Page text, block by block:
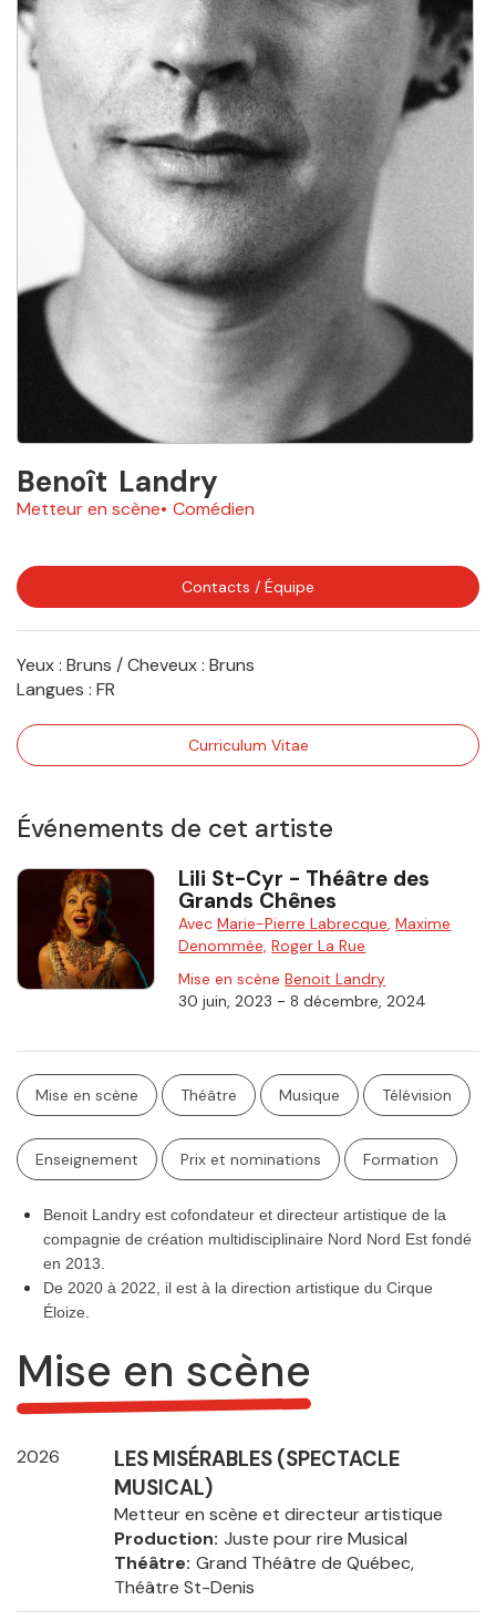
Benoît Landry
Metteur en scène Comédien
Contacts / Équipe
Yeux : Bruns / Cheveux : Bruns
Langues : FR
Curriculum Vitae
Événements de cet artiste
Lili St-Cyr - Théâtre des
Grands Chênes
AvecMarie-Pierre Labrecque,Maxime
Denommée, Roger La Rue
Mise en scèneBenoit Landry
30 juin, 2023 -8 décembre, 2024
Mise en scène Théâtre Musique Télévision
Enseignement Prix et nominations Formation
Benoit Landry est cofondateur et directeur artistique de la
compagnie de création multidisciplinaire Nord Nord Est fondé
en 2013.
De 2020 à 2022, il est à la direction artistique du Cirque
Éloize.
Mise en scène
2026
LES MISÉRABLES (SPECTACLE
MUSICAL)
Metteur en scène et directeur artistique
Production Juste pour rire Musical
Théâtre Grand Théâtre de Québec,
Théâtre St-Denis